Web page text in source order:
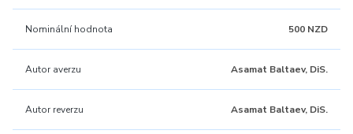
Nominální hodnota 500 NZD
Autor averzu Asamat Baltaev, DiS.
Autor reverzu Asamat Baltaev, DiS.